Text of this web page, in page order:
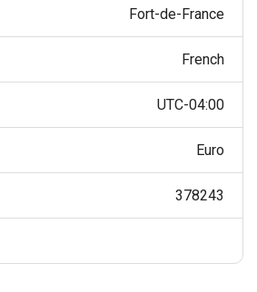
Fort-de-France
French
UTC-04:00
Euro
378243